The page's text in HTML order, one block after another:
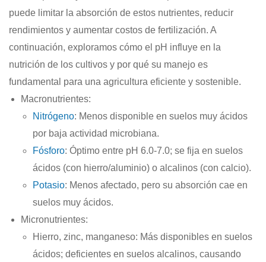
puede limitar la absorción de estos nutrientes, reducir
rendimientos y aumentar costos de fertilización. A
continuación, exploramos cómo el pH influye en la
nutrición de los cultivos y por qué su manejo es
fundamental para una agricultura eficiente y sostenible.
Macronutrientes:
Nitrógeno: Menos disponible en suelos muy ácidos
por baja actividad microbiana.
Fósforo: Óptimo entre pH 6.0-7.0; se fija en suelos
ácidos (con hierro/aluminio) o alcalinos (con calcio).
Potasio: Menos afectado, pero su absorción cae en
suelos muy ácidos.
Micronutrientes:
Hierro, zinc, manganeso: Más disponibles en suelos
ácidos; deficientes en suelos alcalinos, causando